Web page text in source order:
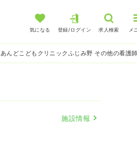
気になる 登録/ログイン 求人検索 メ
あんどこどもクリニックふじみ野 その他の看護
施設情報